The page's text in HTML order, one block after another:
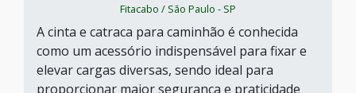
Fitacabo / São Paulo - SP
A cinta e catraca para caminhão é conhecida
como um acessório indispensável para fixar e
elevar cargas diversas, sendo ideal para
proporcionar maior segurança e praticidade